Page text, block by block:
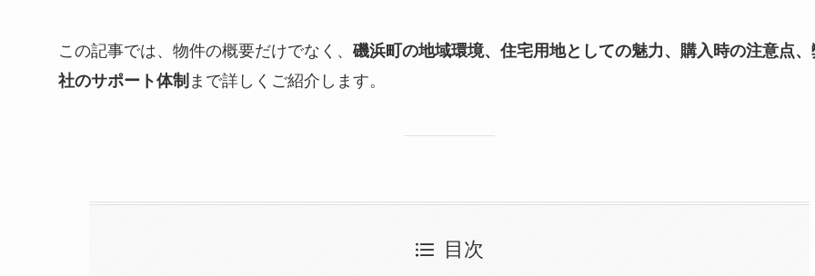
この記事では、物件の概要だけでなく、 磯浜町の地域環境、住宅用地としての魅力、購入時の注意点
社のサポート体制まで詳しくご紹介します。
目次